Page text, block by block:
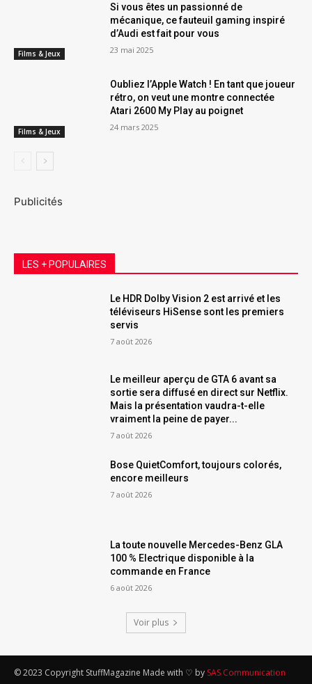
Films & Jeux
Si vous êtes un passionné de
mécanique, ce fauteuil gaming inspiré
d’Audi est fait pour vous
23 mai 2025
Films & Jeux
Oubliez l’Apple Watch ! En tant que joueur
rétro, on veut une montre connectée
Atari 2600 My Play au poignet
24 mars 2025
Publicités
LES + POPULAIRES
Le HDR Dolby Vision 2 est arrivé et les
téléviseurs HiSense sont les premiers
servis
7 août 2026
Le meilleur aperçu de GTA 6 avant sa
sortie sera diffusé en direct sur Netflix.
Mais la présentation vaudra-t-elle
vraiment la peine de payer...
7 août 2026
Bose QuietComfort, toujours colorés,
encore meilleurs
7 août 2026
La toute nouvelle Mercedes-Benz GLA
100 % Electrique disponible à la
commande en France
6 août 2026
Voir plus
© 2023 Copyright StuffMagazine Made with ♡ by SAS Communication